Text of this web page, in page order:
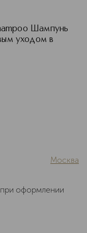
Шампунь
уходом в
Москва
оформлении